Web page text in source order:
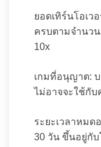
ยอดเทิร์นโอเว
ครบตามจำนว
10x
เกมที่อนุญาต:
ไม่อาจจะใช้กับ
ระยะเวลาหมด
30 วัน ขึ้นอยู่กั